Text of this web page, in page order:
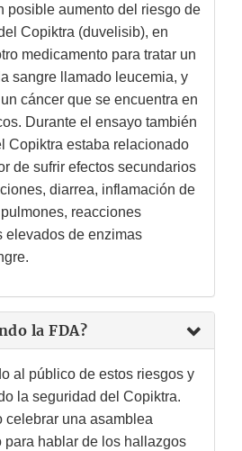
posible aumento del riesgo de
Copiktra (duvelisib), en
medicamento para tratar un
sangre llamado leucemia, y
cáncer que se encuentra en
Durante el ensayo también
Copiktra estaba relacionado
de sufrir efectos secundarios
diarrea, inflamación de
reacciones
elevados de enzimas
la FDA?
al público de estos riesgos y
la seguridad del Copiktra.
celebrar una asamblea
para hablar de los hallazgos